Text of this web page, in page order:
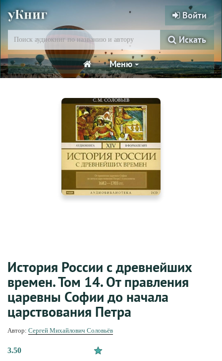
уКниг Войти
Искать
Меню
История России с древнейших
времен. Том 14. От правления
царевны Софии до начала
царствования Петра
Автор: Сергей Михайлович Соловьёв
3.50